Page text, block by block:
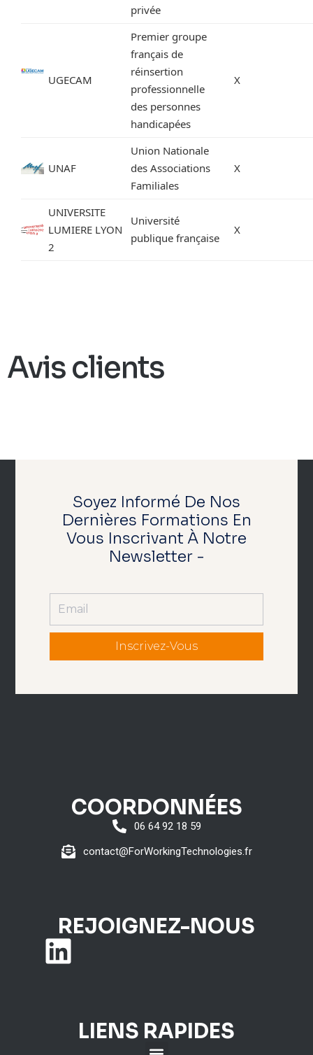
privée
UGECAM
Premier groupe
français de
réinsertion
professionnelle
des personnes
handicapées
X
UNAF
Union Nationale
des Associations
Familiales
X
UNIVERSITE
LUMIERE LYON
2
Université
publique française
X
Avis clients
Soyez Informé De Nos
Dernières Formations En
Vous Inscrivant À Notre
Newsletter -
Inscrivez-Vous
COORDONNÉES
06 64 92 18 59
contact@ForWorkingTechnologies.fr
REJOIGNEZ-NOUS
LIENS RAPIDES